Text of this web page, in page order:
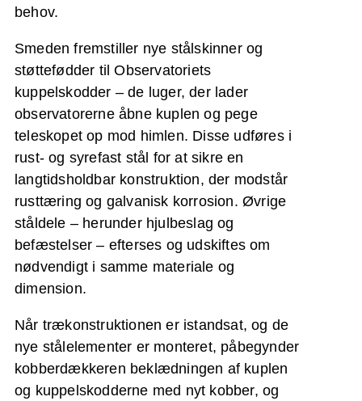
behov.
Smeden fremstiller nye stålskinner og
støttefødder til Observatoriets
kuppelskodder – de luger, der lader
observatorerne åbne kuplen og pege
teleskopet op mod himlen. Disse udføres i
rust- og syrefast stål for at sikre en
langtidsholdbar konstruktion, der modstår
rusttæring og galvanisk korrosion. Øvrige
ståldele – herunder hjulbeslag og
befæstelser – efterses og udskiftes om
nødvendigt i samme materiale og
dimension.
Når trækonstruktionen er istandsat, og de
nye stålelementer er monteret, påbegynder
kobberdækkeren beklædningen af kuplen
og kuppelskodderne med nyt kobber, og